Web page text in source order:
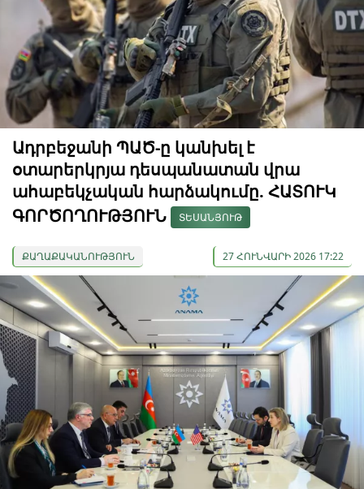
Ադրբեջանի ՊԱԾ-ը կանխել է
օտարերկրյա դեսպանատան վրա
ահաբեկչական հարձակումը. ՀԱՏՈՒԿ
ԳՈՐԾՈՂՈՒԹՅՈՒՆ
ՏԵՍԱՆՅՈՒԹ
ՔԱՂԱՔԱԿԱՆՈՒԹՅՈՒՆ 27 ՀՈՒՆՎԱՐԻ 2026 17:22